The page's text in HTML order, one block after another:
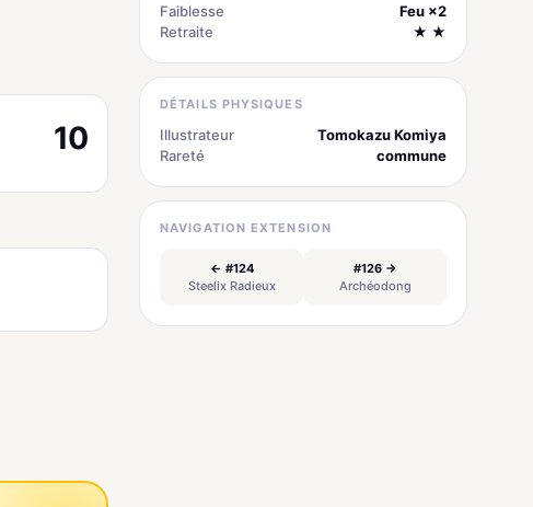
10
Faiblesse
Feu ×2
Retraite
★ ★
DÉTAILS PHYSIQUES
Illustrateur
Tomokazu Komiya
Rareté
commune
NAVIGATION EXTENSION
← #124
Steelix Radieux
#126 →
Archéodong